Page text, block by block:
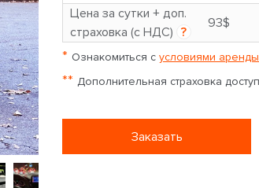
Цена за сутки + доп.
страховка (с НДС) ?
93$
* Ознакомиться с условиями аренды
** Дополнительная страховка
Заказать